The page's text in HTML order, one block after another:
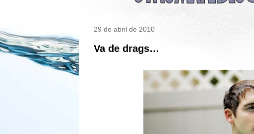
29 de abril de 2010
Va de drags…